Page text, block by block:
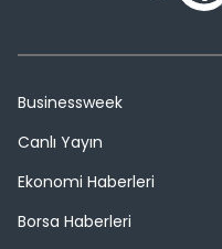
Businessweek
Canlı Yayın
Ekonomi Haberleri
Borsa Haberleri